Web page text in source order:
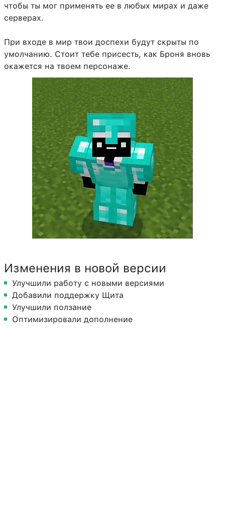
чтобы ты мог применять ее в любых мирах и даже
серверах.
При входе в мир твои доспехи будут скрыты по
умолчанию. Стоит тебе присесть, как Броня вновь
окажется на твоем персонаже.
Изменения в новой версии
Улучшили работу с новыми версиями
Добавили поддержку Щита
Улучшили ползание
Оптимизировали дополнение